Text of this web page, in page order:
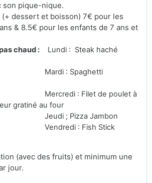
son pique-nique.
(+ dessert et boisson) 7€ pour les
& 8.5€ pour les enfants de 7 ans et
chaud : Lundi : Steak haché
: Spaghetti
: Filet de poulet à
gratiné au four
Pizza Jambon
: Fish Stick
(avec des fruits) et minimum une
jour.